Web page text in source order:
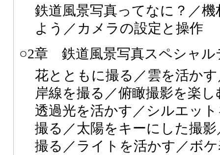
鉄道風景写真ってなに？／
よう／カメラの設定と操作
○2章 鉄道風景写真スペシャル
花とともに撮る／雲を活か
岸線を撮る／俯瞰撮影を楽
透過光を活かす／シルエッ
撮る／太陽をキーにした撮
撮る／ライトを活かす／ボ